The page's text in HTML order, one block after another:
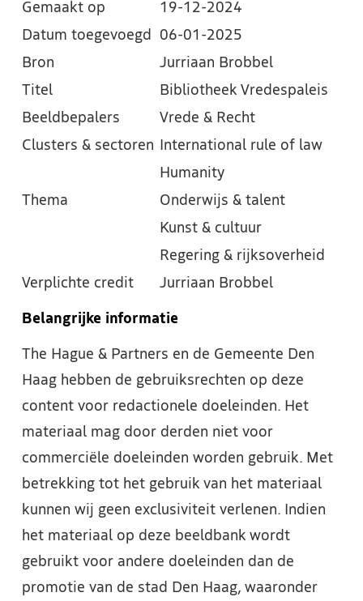
Gemaakt op
19-12-2024
Datum toegevoegd
06-01-2025
Bron
Jurriaan Brobbel
Titel
Bibliotheek Vredespaleis
Beeldbepalers
Vrede & Recht
Clusters & sectoren International rule of law
Humanity
Thema
Onderwijs & talent
Kunst & cultuur
Regering & rijksoverheid
Verplichte credit
Jurriaan Brobbel
Belangrijke informatie
The Hague & Partners en de Gemeente Den
Haag hebben de gebruiksrechten op deze
content voor redactionele doeleinden. Het
materiaal mag door derden niet voor
commerciële doeleinden worden gebruik. Met
betrekking tot het gebruik van het materiaal
kunnen wij geen exclusiviteit verlenen. Indien
het materiaal op deze beeldbank wordt
gebruikt voor andere doeleinden dan de
promotie van de stad Den Haag, waaronder